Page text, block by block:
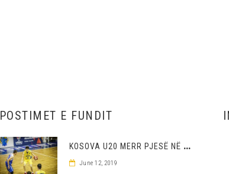
POSTIMET E FUNDIT
K
OSOVA U20 MERR PJESË NË NJË TURNE NË MAQEDONINË VERIORE
June 12, 2019